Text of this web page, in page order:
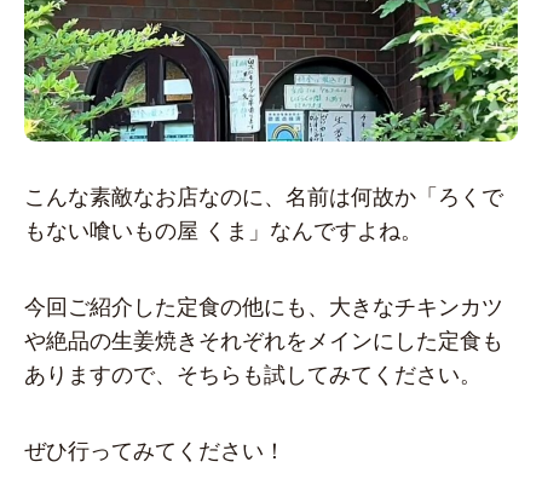
こんな素敵なお店なのに、名前は何故か「ろくで
もない喰いもの屋 くま」なんですよね。
今回ご紹介した定食の他にも、大きなチキンカツ
や絶品の生姜焼きそれぞれをメインにした定食も
ありますので、そちらも試してみてください。
ぜひ行ってみてください！